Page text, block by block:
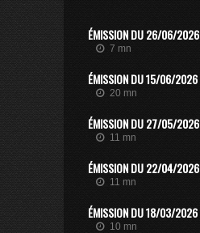
ÉMISSION DU 26/06/2026
7 mn
ÉMISSION DU 15/06/2026
20 mn
ÉMISSION DU 27/05/2026
11 mn
ÉMISSION DU 22/04/2026
11 mn
ÉMISSION DU 18/03/2026
10 mn